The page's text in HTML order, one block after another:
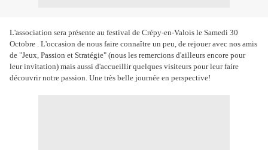
L'association sera présente au festival de Crépy-en-Valois le Samedi 30
Octobre . L'occasion de nous faire connaître un peu, de rejouer avec nos amis
de "Jeux, Passion et Stratégie" (nous les remercions d'ailleurs encore pour
leur invitation) mais aussi d'accueillir quelques visiteurs pour leur faire
découvrir notre passion. Une très belle journée en perspective!